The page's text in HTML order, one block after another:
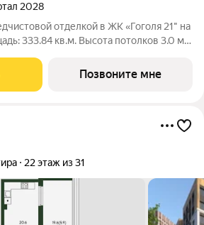
2028
отделкой в ЖК «Гоголя 21" на
333.84 кв.м. Высота потолков 3.0 м.
планировки: лоджия, окна в пол,
Позвоните мне
22 этаж из 31